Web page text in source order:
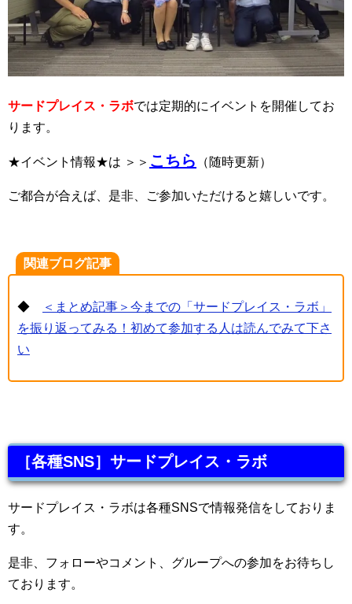
サードプレイス・ラボでは定期的にイベントを開催してお
ります。
★イベント情報★は ＞＞ こちら （随時更新）
ご都合が合えば、是非、ご参加いただけると嬉しいです。
関連ブログ記事
◆
＜まとめ記事＞今までの「サードプレイス・ラボ」
を振り返ってみる！初めて参加する人は読んでみて下さ
い
［各種SNS］サードプレイス・ラボ
サードプレイス・ラボは各種SNSで情報発信をしておりま
す。
是非、フォローやコメント、グループへの参加をお待ちし
ております。